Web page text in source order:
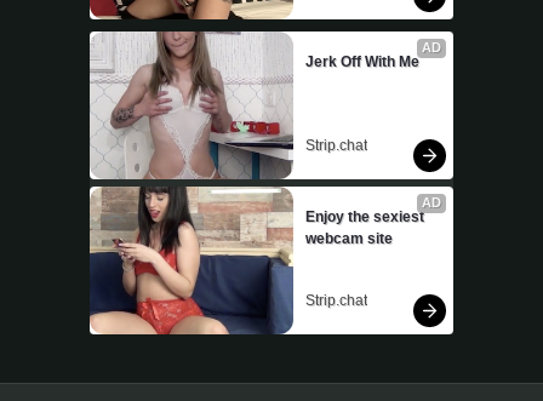
AD
Jerk Off With Me
Strip.chat
AD
Enjoy the sexiest
webcam site
Strip.chat